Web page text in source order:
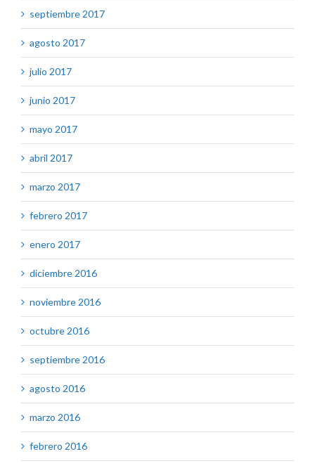
septiembre 2017
agosto 2017
julio 2017
junio 2017
mayo 2017
abril 2017
marzo 2017
febrero 2017
enero 2017
diciembre 2016
noviembre 2016
octubre 2016
septiembre 2016
agosto 2016
marzo 2016
febrero 2016